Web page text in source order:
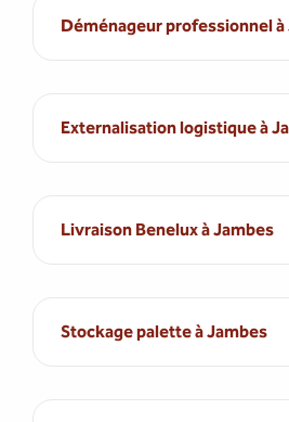
Déménageur professionnel à
Externalisation logistique à
Livraison Benelux à Jambes
Stockage palette à Jambes